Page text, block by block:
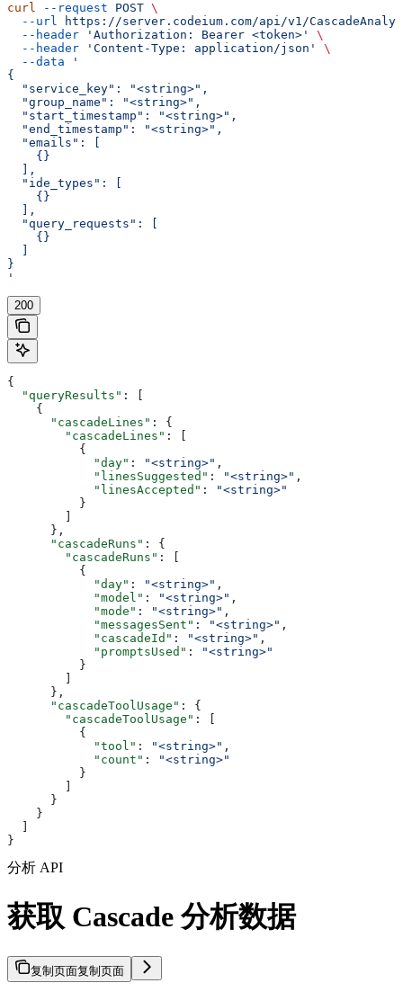
curl --request POST \
  --url
https://server.codeium.com/api/v1/
  --header
'Authorization: Bearer <token>'
\
  --header
'Content-Type: application/json'
\
  --data
'
{
  "service_key": "<string>",
  "group_name": "<string>",
  "start_timestamp": "<string>",
  "end_timestamp": "<string>",
  "emails": [
    {}
  ],
  "ide_types": [
    {}
  ],
  "query_requests": [
    {}
}
'
200
{
  "queryResults"
: [
    {
      "cascadeLines"
: {
        "cascadeLines"
: [
          {
            "day"
: "<string>" ,
            "linesSuggested"
: "<string>" ,
            "linesAccepted"
:
"<string>"
          }
      },
      "cascadeRuns"
: {
        "cascadeRuns"
: [
          {
            "day"
: "<string>" ,
            "model"
: "<string>" ,
            "mode"
: "<string>" ,
            "messagesSent"
: "<string>" ,
            "cascadeId"
: "<string>" ,
            "promptsUsed"
:
"<string>"
          }
      },
      "cascadeToolUsage"
: {
        "cascadeToolUsage"
: [
          {
            "tool"
: "<string>" ,
            "count"
:
"<string>"
          }
      }
    }
}
分析 API
获取 Cascade 分析数据
复制页面复制页面